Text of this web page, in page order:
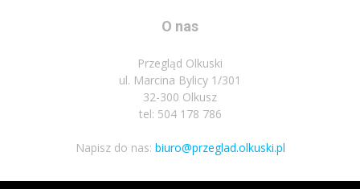
O nas
Przegląd Olkuski
ul. Marcina Bylicy 1/301
32-300 Olkusz
tel: 504 178 786
Napisz do nas: biuro@przeglad.olkuski.pl